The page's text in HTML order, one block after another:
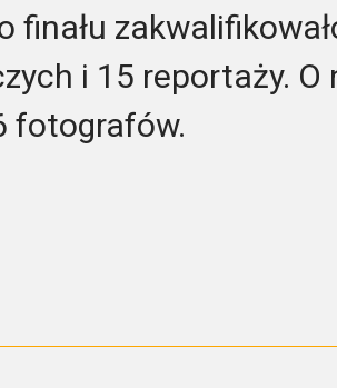
finału
i 15 reportaży. O
fotografów.